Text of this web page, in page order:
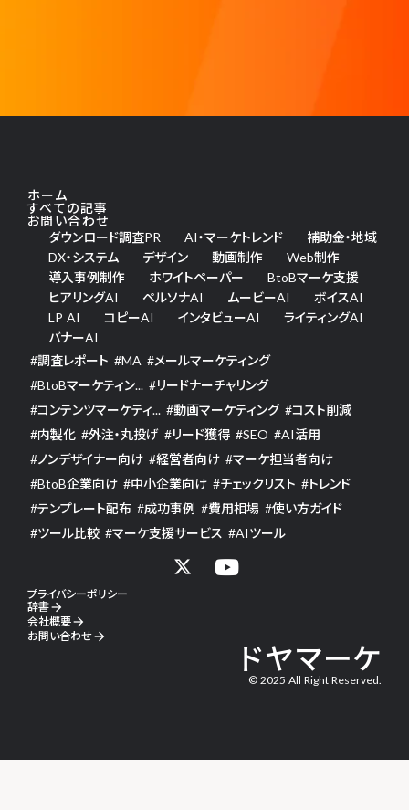
ホーム
すべての記事
お問い合わせ
ダウンロード調査PR
AI・マーケトレンド
補助金・地域
DX・システム
デザイン 動画制作
Web制作
導入事例制作
ホワイトペーパー
BtoBマーケ支援
ヒアリングAI
ペルソナAI ムービーAI
ボイスAI
LP AI
コピーAI インタビューAI
ライティングAI
バナーAI
#調査レポート #MA #メールマーケティング
#BtoBマーケティン... #リードナーチャリング
#コンテンツマーケティ... #動画マーケティング #コスト削減
#内製化 #外注・丸投げ #リード獲得 #SEO #AI活用
#ノンデザイナー向け #経営者向け #マーケ担当者向け
#BtoB企業向け #中小企業向け #チェックリスト #トレンド
#テンプレート配布 #成功事例 #費用相場 #使い方ガイド
#ツール比較 #マーケ支援サービス #AIツール
ドヤマーケ
© 2025 All Right Reserved.
プライバシーポリシー
辞書arrow_forward
会社概要arrow_forward
お問い合わせarrow_forward